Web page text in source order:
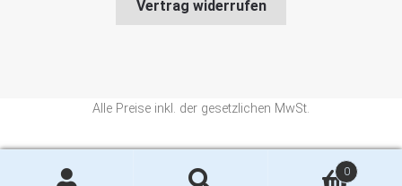
Vertrag widerrufen
0
Alle Preise inkl. der gesetzlichen MwSt.
diesem Online-Shop.